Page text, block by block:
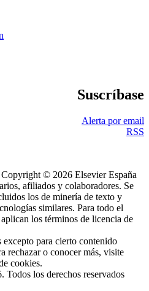
Suscríbase
Alerta por email
RSS
© 2026 Elsevier España
afiliados y colaboradores. Se
los de minería de texto y
similares. Para todo el
los términos de licencia de
para cierto contenido
rechazar o conocer más, visite
cookies.
los derechos reservados